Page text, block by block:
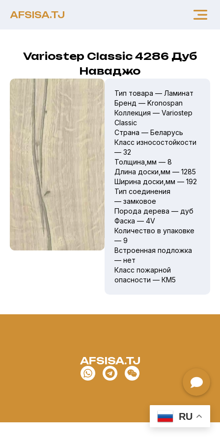
AFSISA.TJ
Variostep Classic 4286 Дуб
Наваджо
Тип товара — Ламинат
Бренд — Kronospan
Коллекция — Variostep
Classic
Страна — Беларусь
Класс износостойкости
— 32
Толщина,мм — 8
Длина доски,мм — 1285
Ширина доски,мм — 192
Тип соединения
— замковое
Порода дерева — дуб
Фаска — 4V
Количество в упаковке
— 9
Встроенная подложка
— нет
Класс пожарной
опасности — КМ5
AFSISA.TJ
RU